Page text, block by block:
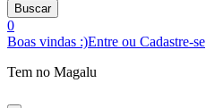
Buscar
0
Boas vindas :)Entre ou Cadastre-se
Tem no Magalu